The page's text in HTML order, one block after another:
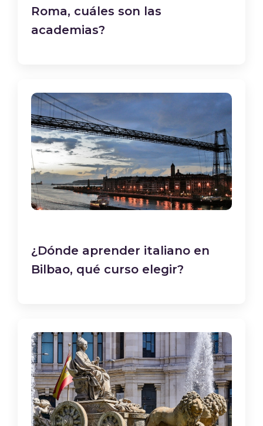
Roma, cuáles son las
academias?
¿Dónde aprender italiano en
Bilbao, qué curso elegir?